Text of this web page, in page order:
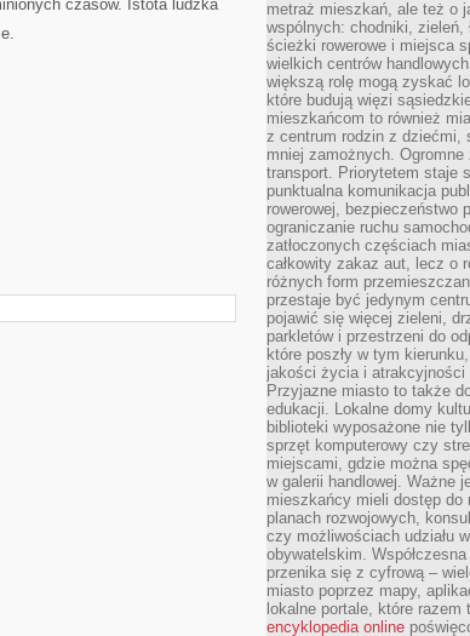
czasów. Istota ludzka
metraż mieszkań, ale też o
wspólnych: chodniki, zieleń,
ścieżki rowerowe i miejsca
wielkich centrów
większą rolę mogą zyskać
które budują więzi
mieszkańcom to również
z centrum rodzin z dziećmi,
mniej zamożnych.
transport. Priorytetem staje
punktualna komunikacja
rowerowej, bezpieczeństwo
ograniczanie ruchu
zatłoczonych częściach
całkowity zakaz aut, lecz o
różnych form
przestaje być jedynym
pojawić się więcej zieleni,
parkletów i przestrzeni do
które poszły w tym
jakości życia i atrakcyjności
Przyjazne miasto to także
edukacji. Lokalne domy
biblioteki wyposażone nie
sprzęt komputerowy czy
miejscami, gdzie można
w galerii handlowej. Ważne
mieszkańcy mieli dostęp do
planach rozwojowych,
czy możliwościach udziału
obywatelskim.
przenika się z cyfrową –
miasto poprzez mapy,
lokalne portale, które razem
encyklopedia online